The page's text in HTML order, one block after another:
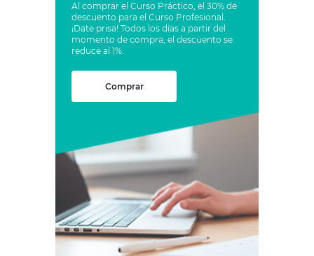
Al comprar el Curso Práctico, el 30% de
descuento para el Curso Profesional.
¡Date prisa! Todos los días a partir del
momento de compra, el descuento se
reduce al 1%.
Comprar